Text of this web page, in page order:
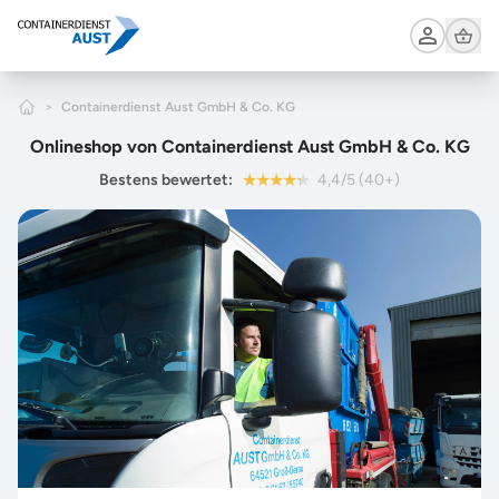
Zum Hauptinhalt springen
Cart
> Containerdienst Aust GmbH & Co. KG
Onlineshop von Containerdienst Aust GmbH & Co. KG
Bestens bewertet: 4,4/5 (40+)